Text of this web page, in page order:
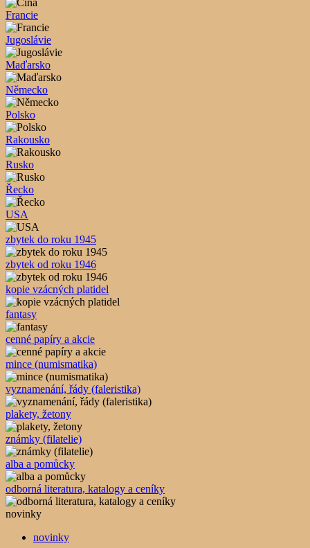
Francie
Jugoslávie
Maďarsko
Německo
Polsko
Rakousko
Rusko
Řecko
USA
zbytek do roku 1945
zbytek od roku 1946
kopie vzácných platidel
fantasy
cenné papíry a akcie
mince (numismatika)
vyznamenání, řády (faleristika)
plakety, žetony
známky (filatelie)
alba a pomůcky
odborná literatura, katalogy a ceníky
novinky
novinky